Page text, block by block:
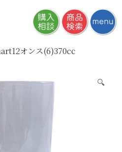
オンス(6)370cc
🔍